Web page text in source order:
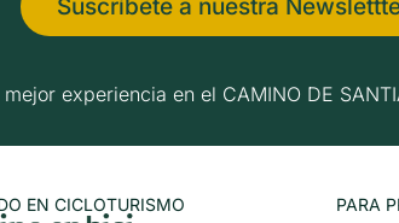
Suscríbete a nuestra
experiencia en el CAMINO DE
EN CICLOTURISMO PARA